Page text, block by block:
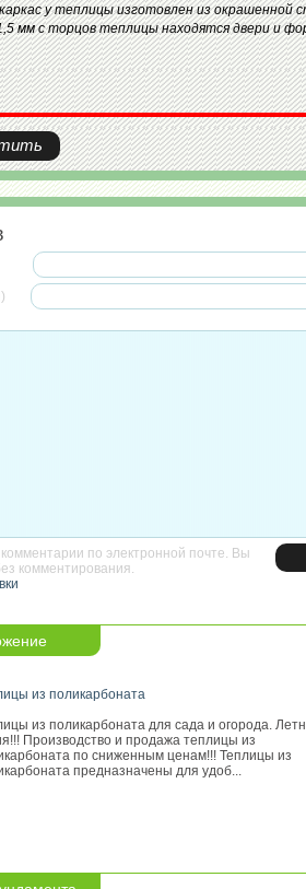
у теплицы изготовлен из окрашенной
мм с торцов теплицы находятся двери и
по электронной почте. Вы
комментирования.
из поликарбоната
из поликарбоната для сада и огорода.
Производство и продажа теплицы из
по сниженным ценам!!! Теплицы из
предназначены для удоб...